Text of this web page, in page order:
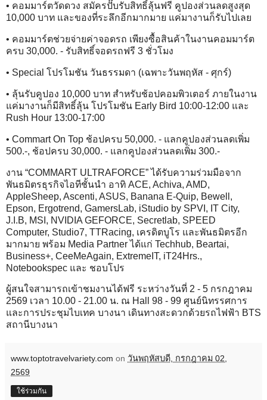
• คอมมาร์ตวัดดวง สมัครปั๊บรับสิทธิ์ลุ้นฟรี คูปองส่วนลดสูงสุด
10,000 บาท และของที่ระลึกอีกมากมาย แค่มางานก็รับไปเลย
• คอมมาร์ตช่วยจ่ายค่าจอดรถ เพียงซื้อสินค้าในงานคอมมาร์ต
ครบ 30,000. - รับสิทธิ์จอดรถฟรี 3 ชั่วโมง
• Special โปรโมชัน วันธรรมดา (เฉพาะวันพฤหัส - ศุกร์)
• ลุ้นรับคูปอง 10,000 บาท สำหรับช้อปคอมพิวเตอร์ ภายในงาน
แค่มางานก็มีสิทธิ์ลุ้น โปรโมชัน Early Bird 10:00-12:00 และ
Rush Hour 13:00-17:00
• Commart On Top ช้อปครบ 50,000. - แลกคูปองส่วนลดเพิ่ม
500.-, ช้อปครบ 30,000. - แลกคูปองส่วนลดเพิ่ม 300.-
งาน “COMMART ULTRAFORCE” ได้รับความร่วมมือจาก
พันธมิตรธุรกิจไอทีชั้นนำ อาทิ ACE, Achiva, AMD,
AppleSheep, Ascenti, ASUS, Banana E-Quip, Bewell,
Epson, Ergotrend, GamersLab, iStudio by SPVI, IT City,
J.I.B, MSI, NVIDIA GEFORCE, Secretlab, SPEED
Computer, Studio7, TTRacing, เครดิตบูโร และพันธมิตรอีก
มากมาย พร้อม Media Partner ได้แก่ Techhub, Beartai,
Business+, CeeMeAgain, ExtremeIT, iT24Hrs.,
Notebookspec และ ชอบโปร
ผู้สนใจสามารถเข้าชมงานได้ฟรี ระหว่างวันที่ 2 - 5 กรกฎาคม
2569 เวลา 10.00 - 21.00 น. ณ Hall 98 - 99 ศูนย์นิทรรศการ
และการประชุมไบเทค บางนา เดินทางสะดวกด้วยรถไฟฟ้า BTS
สถานีบางนา
www.toptotravelvariety.com on วันพฤหัสบดี, กรกฎาคม 02,
2569
ใช้ร่วมกัน